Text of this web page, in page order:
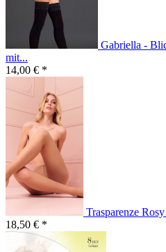
Gabriella -
mit...
14,00 € *
Trasparenze
18,50 € *